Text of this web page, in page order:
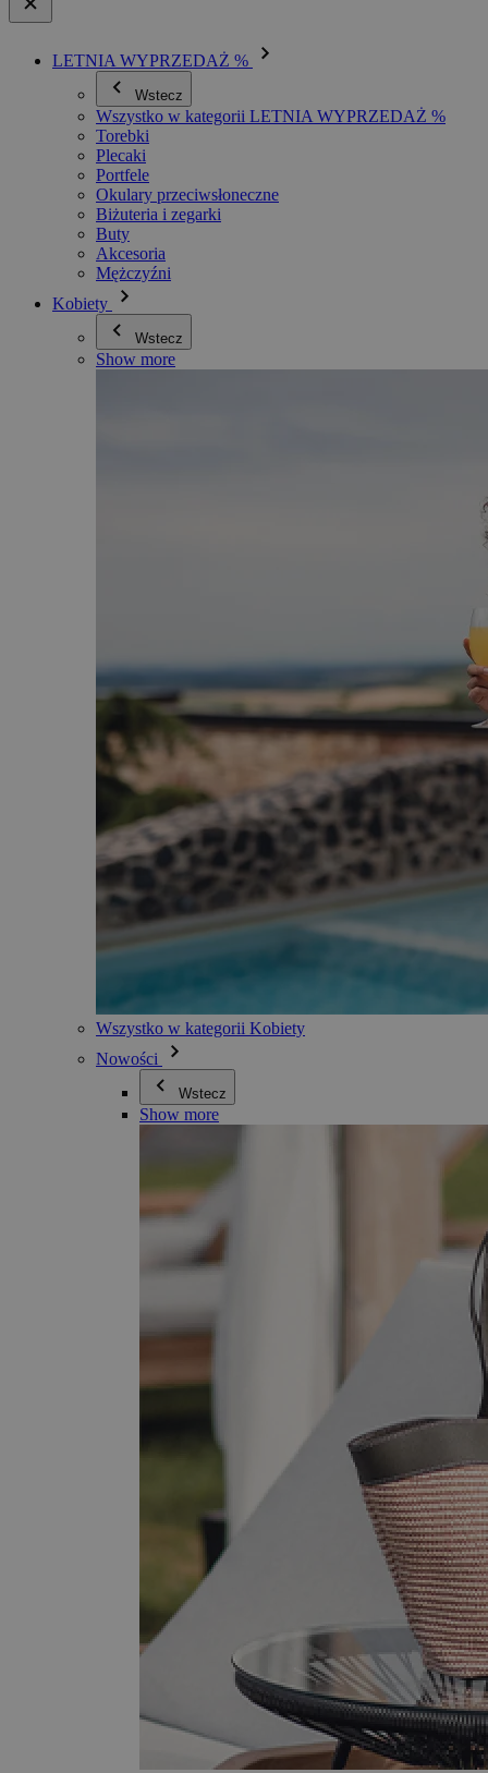
LETNIA WYPRZEDAŻ %
Wstecz
Wszystko w kategorii LETNIA WYPRZEDAŻ %
Torebki
Plecaki
Portfele
Okulary przeciwsłoneczne
Biżuteria i zegarki
Buty
Akcesoria
Mężczyźni
Kobiety
Wstecz
Show more
Wszystko w kategorii Kobiety
Nowości
Wstecz
Show more